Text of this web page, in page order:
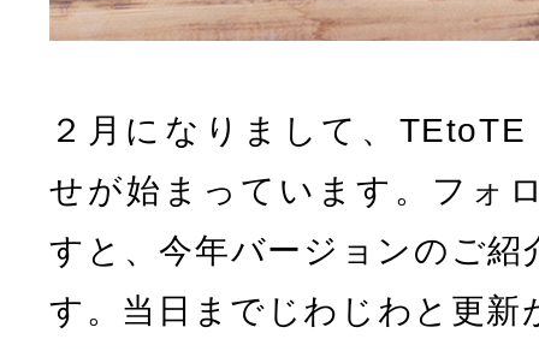
２月になりまして、
せが始まっています。フォ
すと、今年バージョンのご紹
す。当日までじわじわと更新